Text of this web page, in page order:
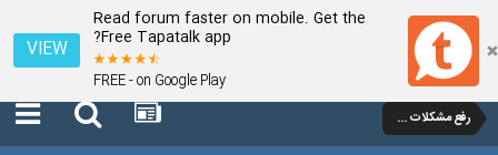
Read forum faster on mobile. Get the
Free Tapatalk app?
FREE - on Google Play
VIEW
رفع مشکلات و سوالات عمومی جوملا 3 تا 3.9